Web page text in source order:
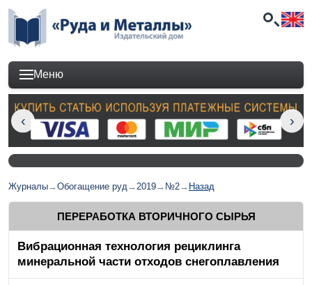
Меню
Журналы→Обогащение руд→2019→ №2→ Назад
ПЕРЕРАБОТКА ВТОРИЧНОГО СЫРЬЯ
Вибрационная технология рециклинга
минеральной части отходов снегоплавления